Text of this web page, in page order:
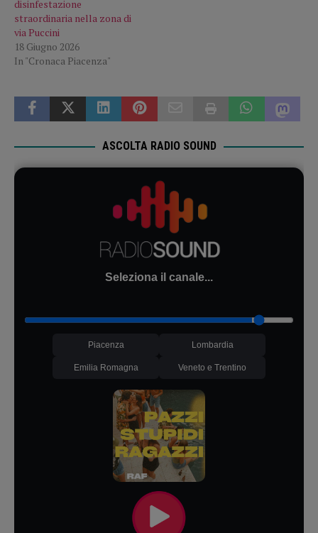
disinfestazione
straordinaria nella zona di
via Puccini
18 Giugno 2026
In "Cronaca Piacenza"
ASCOLTA RADIO SOUND
Seleziona il canale...
Piacenza Lombardia
Emilia Romagna Veneto e Trentino